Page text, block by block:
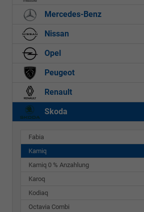
Mercedes-Benz
Nissan
Opel
Peugeot
Renault
Skoda
Fabia
Kamiq
Kamiq 0 % Anzahlung
Karoq
Kodiaq
Octavia Combi